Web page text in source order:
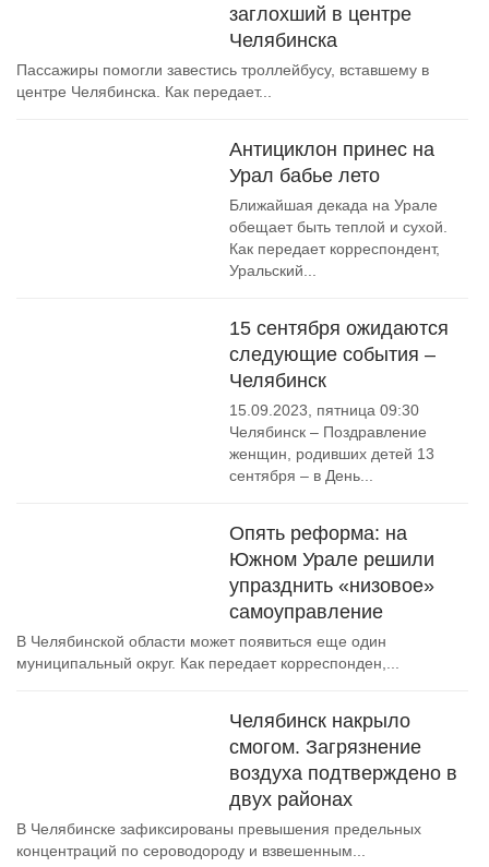
заглохший в центре
Челябинска
Пассажиры помогли завестись троллейбусу, вставшему в
центре Челябинска. Как передает...
Антициклон принес на
Урал бабье лето
Ближайшая декада на Урале
обещает быть теплой и сухой.
Как передает корреспондент,
Уральский...
15 сентября ожидаются
следующие события –
Челябинск
15.09.2023, пятница 09:30
Челябинск – Поздравление
женщин, родивших детей 13
сентября – в День...
Опять реформа: на
Южном Урале решили
упразднить «низовое»
самоуправление
В Челябинской области может появиться еще один
муниципальный округ. Как передает корреспонден,...
Челябинск накрыло
смогом. Загрязнение
воздуха подтверждено в
двух районах
В Челябинске зафиксированы превышения предельных
концентраций по сероводороду и взвешенным...